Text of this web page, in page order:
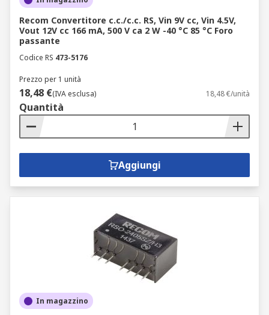
Recom Convertitore c.c./c.c. RS, Vin 9V cc, Vin 4.5V,
Vout 12V cc 166 mA, 500 V ca 2 W -40 °C 85 °C Foro
passante
Codice RS 473-5176
Prezzo per 1 unità
18,48 €(IVA esclusa) 18,48 €/unità
Quantità
Aggiungi
In magazzino